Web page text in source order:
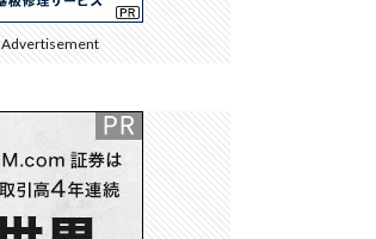
Advertisement